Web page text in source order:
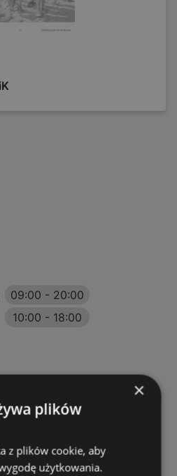
09:00 - 20:00
10:00 - 18:00
×
plików
z plików cookie, aby
użytkowania.